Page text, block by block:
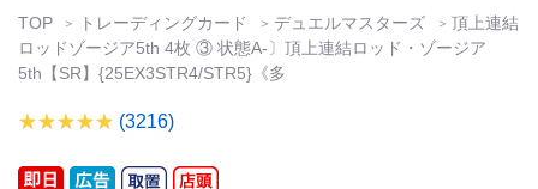
TOP トレーディングカード デュエルマスターズ
頂上連結
ロッドゾージア5th 4枚 ③ 状態A-〕頂上連結ロッド・ゾージア
5th【SR】{25EX3STR4/STR5}《多
(3216)